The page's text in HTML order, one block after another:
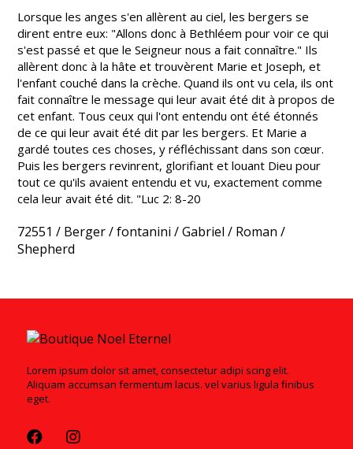
Lorsque les anges s'en allèrent au ciel, les bergers se
dirent entre eux: "Allons donc à Bethléem pour voir ce qui
s'est passé et que le Seigneur nous a fait connaître." Ils
allèrent donc à la hâte et trouvèrent Marie et Joseph, et
l'enfant couché dans la crèche. Quand ils ont vu cela, ils ont
fait connaître le message qui leur avait été dit à propos de
cet enfant. Tous ceux qui l'ont entendu ont été étonnés
de ce qui leur avait été dit par les bergers. Et Marie a
gardé toutes ces choses, y réfléchissant dans son cœur.
Puis les bergers revinrent, glorifiant et louant Dieu pour
tout ce qu'ils avaient entendu et vu, exactement comme
cela leur avait été dit. "Luc 2: 8-20
72551 / Berger/fontanini /Gabriel / Roman /
Shepherd
Lorem ipsum dolor sit amet, consectetur adipi scing elit.
Aliquam accumsan fermentum lacus. vel varius ligula finibus
eget.